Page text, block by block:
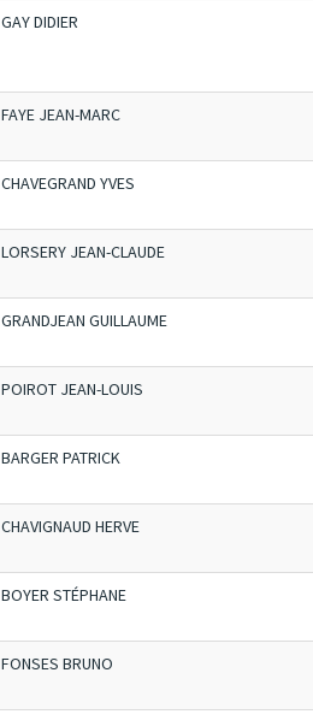
GAY DIDIER
FAYE JEAN-MARC
CHAVEGRAND YVES
LORSERY JEAN-CLAUDE
GRANDJEAN GUILLAUME
POIROT JEAN-LOUIS
BARGER PATRICK
CHAVIGNAUD HERVE
BOYER STÉPHANE
FONSES BRUNO